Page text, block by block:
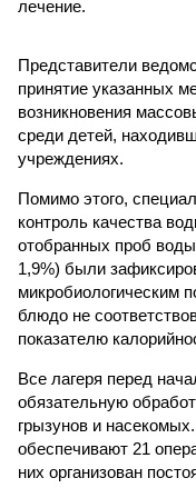
лечение.
Представители
принятие указанных
возникновения
среди детей,
учреждениях.
Помимо этого,
контроль качества
отобранных проб
1,9%) были
микробиологическим
блюдо не
показателю
Все лагеря перед
обязательную
грызунов и
обеспечивают 21
них организован